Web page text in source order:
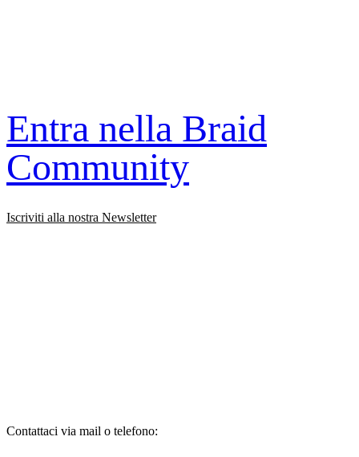
Entra nella Braid
Community
Iscriviti alla nostra Newsletter
Contattaci via mail o telefono: